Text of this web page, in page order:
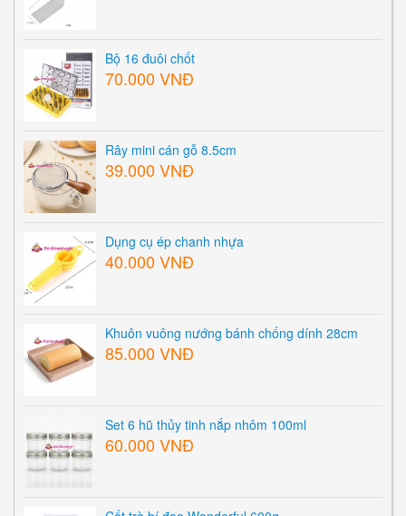
Bộ 16 đuôi chốt
70.000 VNĐ
Rây mini cán gỗ 8.5cm
39.000 VNĐ
Dụng cụ ép chanh nhựa
40.000 VNĐ
Khuôn vuông nướng bánh chống dính 28cm
85.000 VNĐ
Set 6 hũ thủy tinh nắp nhôm 100ml
60.000 VNĐ